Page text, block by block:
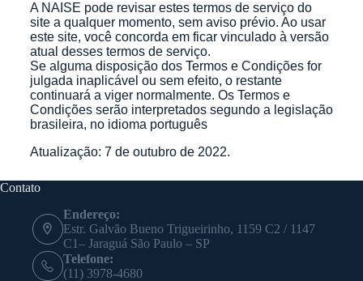
A NAISE pode revisar estes termos de serviço do
site a qualquer momento, sem aviso prévio. Ao usar
este site, você concorda em ficar vinculado à versão
atual desses termos de serviço.
Se alguma disposição dos Termos e Condições for
julgada inaplicável ou sem efeito, o restante
continuará a viger normalmente. Os Termos e
Condições serão interpretados segundo a legislação
brasileira, no idioma português
Atualização: 7 de outubro de 2022.
Contato
Endereço:
Estr. Galvão Bueno Trigueirinho, 1159 C2 / 1147
C1– Jaraguá São Paulo – SP
Telefone:
(11) 3978-4680